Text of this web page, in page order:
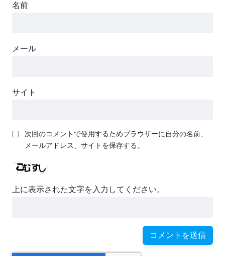
名前
メール
サイト
次回のコメントで使用するためブラウザーに自分の名前、
メールアドレス、サイトを保存する。
上に表示された文字を入力してください。